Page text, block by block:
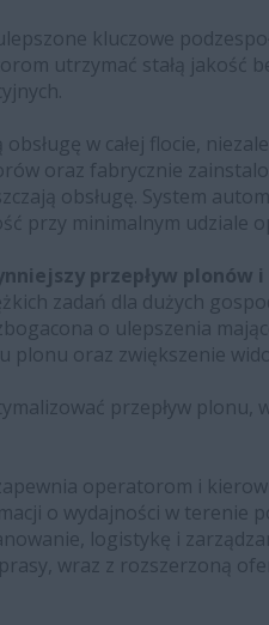
kluczowe
utrzymać stałą jakość
w całej flocie,
oraz fabrycznie
obsługę. System
przy minimalnym udziale
przepływ
zadań dla dużych
o ulepszenia
plonu oraz zwiększenie
przepływ plonu,
operatorom i
o wydajności w terenie
logistykę i
wraz z rozszerzoną